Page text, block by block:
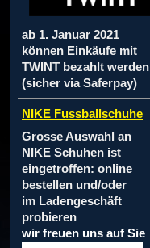
ab 1. Januar 2021
können Einkäufe mit
TWINT bezahlt werden
(sicher via Saferpay)
NIKE Fussballschuhe
Grosse Auswahl an
NIKE Schuhen ist
eingetroffen: online
bestellen und/oder
im Ladengeschäft
probieren
wir freuen uns auf Sie